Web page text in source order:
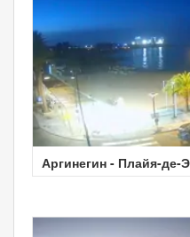
Аргинегин - Плайя-де-